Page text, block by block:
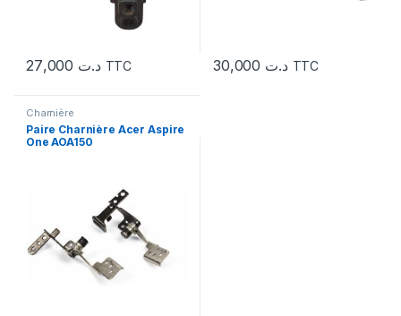
د.ت TTC د.ت TTC
Charnière
Paire Charnière Acer Aspire
One AOA150